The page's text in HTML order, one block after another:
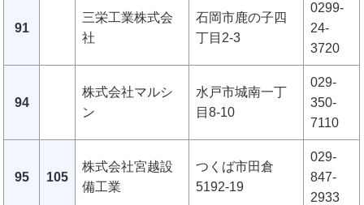
91
三栄工業株式会
社
石岡市鹿の子四
丁目2-3
0299-
24-
3720
94
株式会社マルシ
ン
水戸市城南一丁
目8-10
029-
350-
7110
95 105
株式会社宮越設
備工業
つくば市田倉
5192-19
029-
847-
2933